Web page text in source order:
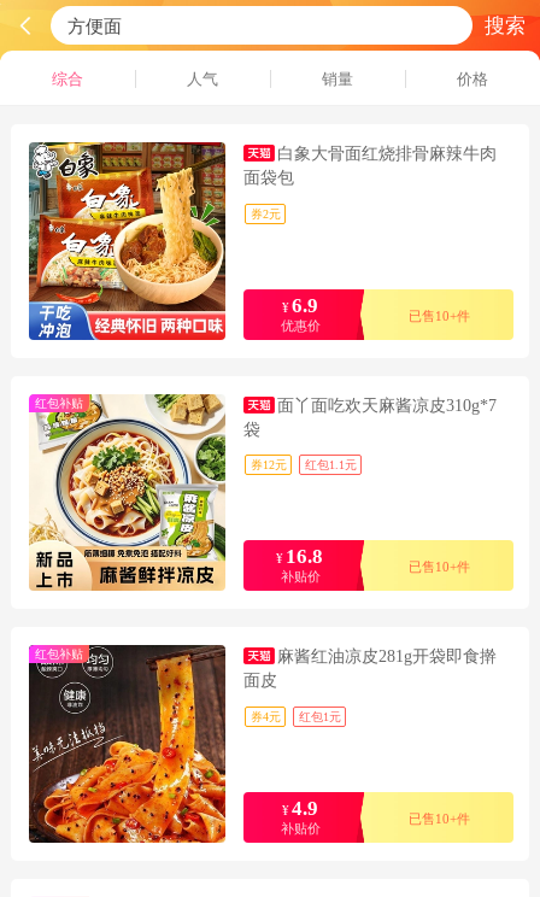
搜索
综合 人气 销量 价格
白象大骨面红烧排骨麻辣牛肉
面袋包
券2元
¥6.9
优惠价
已售10+件
红包补贴
面丫面吃欢天麻酱凉皮310g*7
袋
券12元 红包1.1元
¥ 16.8
补贴价
已售10+件
红包补贴
麻酱红油凉皮281g开袋即食擀
面皮
券4元 红包1元
¥4.9
补贴价
已售10+件